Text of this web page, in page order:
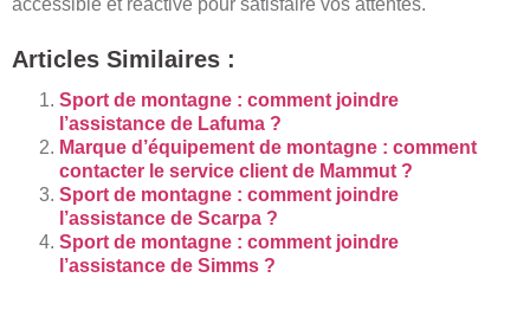
Articles Similaires :
Sport de montagne : comment joindre
l’assistance de Lafuma ?
Marque d’équipement de montagne : comment
contacter le service client de Mammut ?
Sport de montagne : comment joindre
l’assistance de Scarpa ?
Sport de montagne : comment joindre
l’assistance de Simms ?